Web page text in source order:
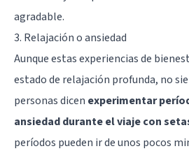
agradable.
3. Relajación o ansiedad
Aunque estas experiencias de
estado de relajación profunda, no
personas dicen experimentar
ansiedad durante el viaje con
períodos pueden ir de unos pocos